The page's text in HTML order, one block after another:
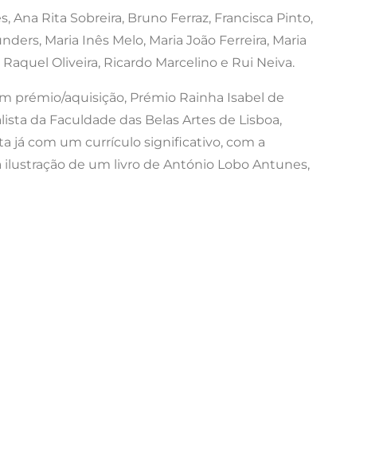
Ana Rita Sobreira, Bruno Ferraz, Francisca Pinto,
Maria Inês Melo, Maria João Ferreira, Maria
Oliveira, Ricardo Marcelino e Rui Neiva.
prémio/aquisição, Prémio Rainha Isabel de
da Faculdade das Belas Artes de Lisboa,
já com um currículo significativo, com a
de um livro de António Lobo Antunes,